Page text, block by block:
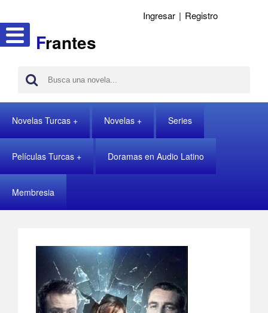
Frantes
Ingresar | Registro
Novelas Turcas Novelas Series
Películas Turcas Doramas en Audio Latino
Membresia